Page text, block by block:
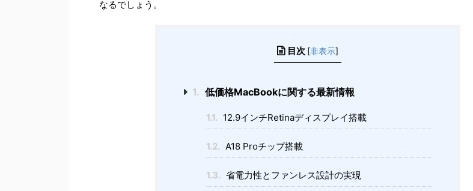
なるでしょう。
目次 [非表示]
1. 低価格MacBookに関する最新情報
1.1. 12.9インチRetinaディスプレイ搭載
1.2. A18 Proチップ搭載
1.3. 省電力性とファンレス設計の実現